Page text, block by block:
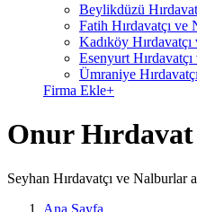
Beylikdüzü
Fatih Hırdavatçı ve
Kadıköy
Esenyurt
Ümraniye
Firma Ekle+
Onur Hırdavat
Seyhan Hırdavatçı ve Nalburlar
Ana Sayfa